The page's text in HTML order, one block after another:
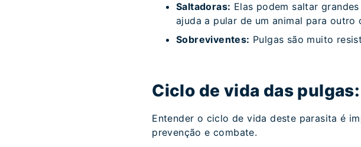
Saltadoras: Elas podem saltar
ajuda a pular de um animal para outro
Sobreviventes: Pulgas são muito
Ciclo de vida das
Entender o ciclo de vida deste parasita é
prevenção e combate.